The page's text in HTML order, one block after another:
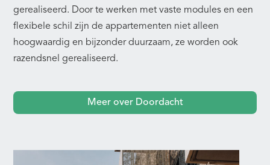
gerealiseerd. Door te werken met vaste modules en een
flexibele schil zijn de appartementen niet alleen
hoogwaardig en bijzonder duurzaam, ze worden ook
razendsnel gerealiseerd.
Meer over Doordacht